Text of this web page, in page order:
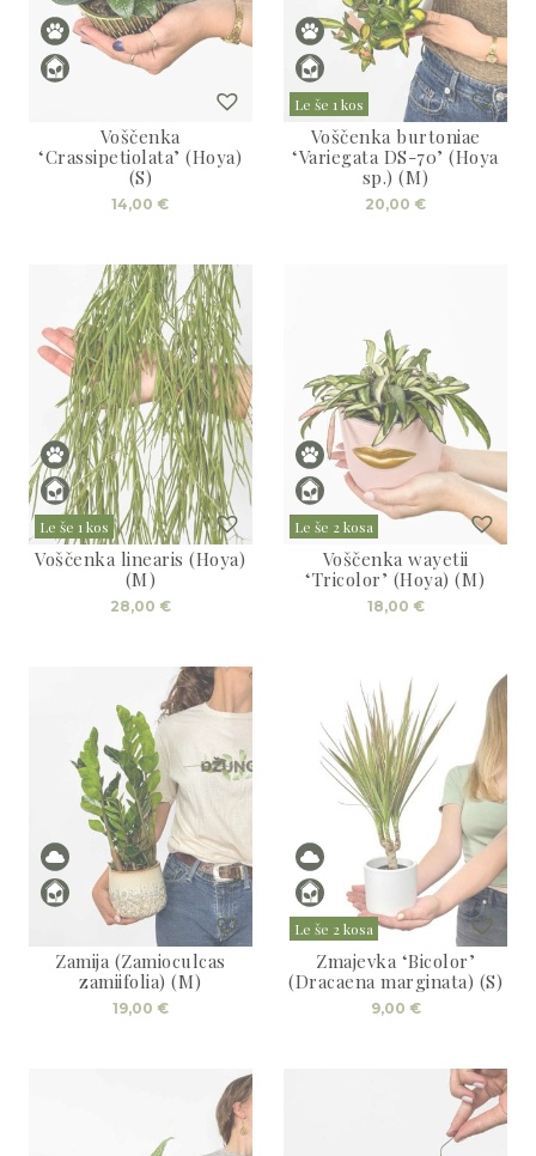
Voščenka
‘Crassipetiolata’ (Hoya)
(S)
14,00 €
Le še 1 kos
Voščenka burtoniae
‘Variegata DS-70’ (Hoya
sp.) (M)
20,00 €
Le še 1 kos
Voščenka linearis (Hoya)
(M)
28,00 €
Le še 2 kosa
Voščenka wayetii
‘Tricolor’ (Hoya) (M)
18,00 €
Zamija (Zamioculcas
zamiifolia) (M)
19,00 €
Le še 2 kosa
Zmajevka ‘Bicolor’
(Dracaena marginata) (S)
9,00 €